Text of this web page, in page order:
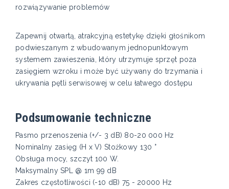
rozwiązywanie problemów
Zapewnij otwartą, atrakcyjną estetykę dzięki głośnikom
podwieszanym z wbudowanym jednopunktowym
systemem zawieszenia, który utrzymuje sprzęt poza
zasięgiem wzroku i może być używany do trzymania i
ukrywania pętli serwisowej w celu łatwego dostępu
Podsumowanie techniczne
Pasmo przenoszenia (+/- 3 dB) 80-20 000 Hz
Nominalny zasięg (H x V) Stożkowy 130 °
Obsługa mocy, szczyt 100 W.
Maksymalny SPL @ 1m 99 dB
Zakres częstotliwości (-10 dB) 75 - 20000 Hz